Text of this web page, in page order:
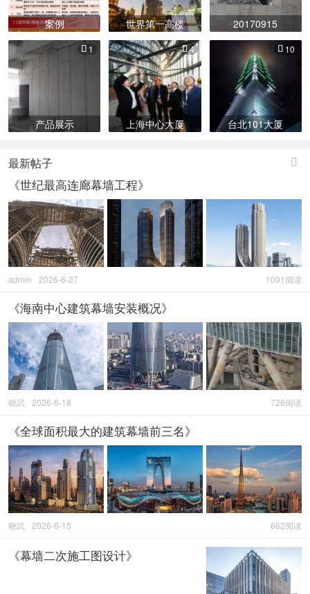
案例 世界第一高楼 20170915
产品展示
 1
上海中心大厦
 4
台北101大厦
 10

最新帖子
《世纪最高连廊幕墙工程》
1091阅读
admin 2026-6-27
《海南中心建筑幕墙安装概况》
726阅读
晓武 2026-6-18
《全球面积最大的建筑幕墙前三名》
662阅读
晓武 2026-6-15
《幕墙二次施工图设计》